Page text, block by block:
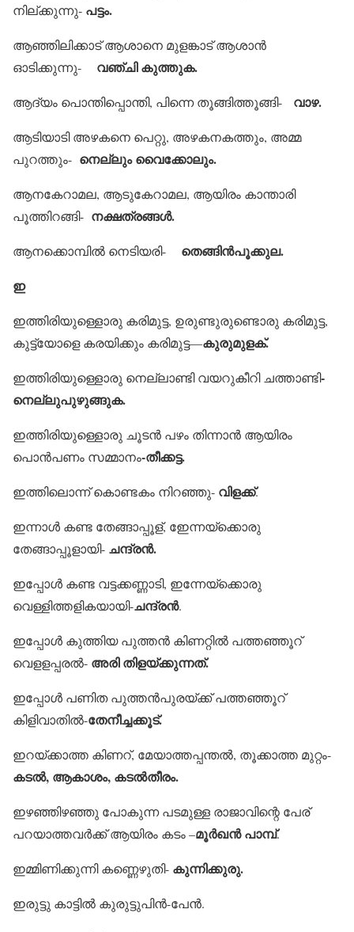
നില്ക്കുന്നു- പട്ടം.
ആഞ്ഞിലിക്കാട് ആശാനെ മുളങ്കാട് ആശാന്‍
ഓടിക്കുന്നു- വഞ്ചി കുത്തുക.
ആദ്യം പൊന്തിപ്പൊന്തി, പിന്നെ തൂങ്ങിത്തൂങ്ങി- വാഴ.
ആടിയാടി അഴകനെ പെറ്റു, അഴകനകത്തും, അമ്മ
പുറത്തും- നെല്ലും വൈക്കോലും.
ആനകേറാമല, ആടുകേറാമല, ആയിരം കാന്താരി
പൂത്തിറങ്ങി- നക്ഷത്രങ്ങള്‍.
ആനക്കൊമ്പില്‍ നെടിയരി- തെങ്ങിന്‍പൂക്കുല.
ഇ
ഇത്തിരിയുള്ളൊരു കരിമുട്ട, ഉരുണ്ടുരുണ്ടൊരു കരിമുട്ട,
കുട്ട്യോളെ കരയിക്കും കരിമുട്ട—കുരുമുളക്.
ഇത്തിരിയുള്ളൊരു നെല്ലാണ്ടി വയറുകീറി ചത്താണ്ടി-
നെല്ലുപുഴുങ്ങുക.
ഇത്തിരിയുള്ളൊരു ചൂടന്‍ പഴം തിന്നാന്‍ ആയിരം
പൊന്‍പണം സമ്മാനം-തീക്കട്ട.
ഇത്തിലൊന്ന് കൊണ്ടകം നിറഞ്ഞു- വിളക്ക്.
ഇന്നാള്‍ കണ്ട തേങ്ങാപ്പൂള്, ഇേന്നയ്‌ക്കൊരു
തേങ്ങാപ്പൂളായി- ചന്ദ്രന്‍.
ഇപ്പോള്‍ കണ്ട വട്ടക്കണ്ണാടി, ഇന്നേയ്‌ക്കൊരു
വെള്ളിത്തളികയായി-ചന്ദ്രന്‍.
ഇപ്പോള്‍ കുത്തിയ പുത്തന്‍ കിണറ്റില്‍ പത്തഞ്ഞൂറ്
വെളളപ്പരല്‍- അരി തിളയ്ക്കുന്നത്.
ഇപ്പോള്‍ പണിത പുത്തന്‍പുരയ്ക്ക് പത്തഞ്ഞൂറ്
കിളിവാതില്‍-തേനീച്ചക്കൂട്.
ഇറയ്ക്കാത്ത കിണറ്, മേയാത്തപ്പന്തല്‍, തൂക്കാത്ത മുറ്റം-
കടല്‍, ആകാശം, കടല്‍തീരം.
ഇഴഞ്ഞിഴഞ്ഞു പോകുന്ന പടമുള്ള രാജാവിന്റെ പേര്
പറയാത്തവര്‍ക്ക് ആയിരം കടം –മൂര്‍ഖന്‍ പാമ്പ്.
ഇമ്മിണിക്കുന്നി കണ്ണെഴുതി- കുന്നിക്കുരു.
ഇരുട്ടു കാട്ടില്‍ കുരുട്ടുപിന്‍-പേന്‍.